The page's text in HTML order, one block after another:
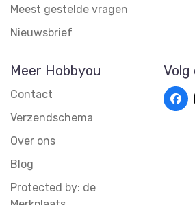
Meest gestelde vragen
Nieuwsbrief
Meer Hobbyou
Contact
Verzendschema
Over ons
Blog
Protected by: de
Volg